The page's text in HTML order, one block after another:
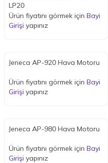
LP20
Ürün fiyatını görmek için Bayi
Girişi yapınız
Jeneca AP-920 Hava Motoru
Ürün fiyatını görmek için Bayi
Girişi yapınız
Jeneca AP-980 Hava Motoru
Ürün fiyatını görmek için Bayi
Girişi yapınız